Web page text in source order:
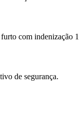
com indenização
de segurança.